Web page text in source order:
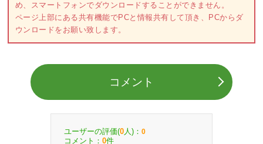
め、スマートフォンでダウンロードすることができません。
ページ上部にある共有機能でPCと情報共有して頂き、PCからダ
ウンロードをお願い致します。
コメント
ユーザーの評価(0 人)： 0
コメント： 0件